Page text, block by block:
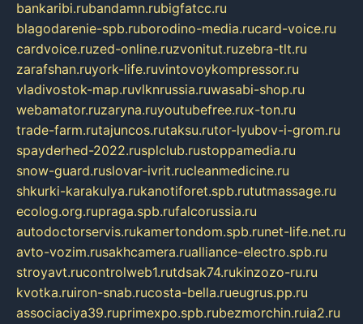
bankaribi.rubandamn.rubigfatcc.ru
blagodarenie-spb.ruborodino-media.rucard-voice.ru
cardvoice.ruzed-online.ruzvonitut.ruzebra-tlt.ru
zarafshan.ruyork-life.ruvintovoykompressor.ru
vladivostok-map.ruvlknrussia.ruwasabi-shop.ru
webamator.ruzaryna.ruyoutubefree.rux-ton.ru
trade-farm.rutajuncos.rutaksu.rutor-lyubov-i-grom.ru
spayderhed-2022.rusplclub.rustoppamedia.ru
snow-guard.ruslovar-ivrit.rucleanmedicine.ru
shkurki-karakulya.rukanotiforet.spb.rututmassage.ru
ecolog.org.rupraga.spb.rufalcorussia.ru
autodoctorservis.rukamertondom.spb.runet-life.net.ru
avto-vozim.rusakhcamera.rualliance-electro.spb.ru
stroyavt.rucontrolweb1.rutdsak74.rukinzozo-ru.ru
kvotka.ruiron-snab.rucosta-bella.rueugrus.pp.ru
associaciya39.ruprimexpo.spb.rubezmorchin.ruia2.ru